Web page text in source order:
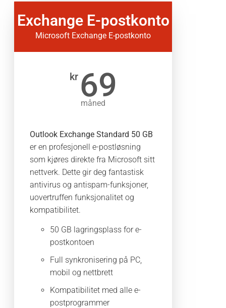
Exchange E-postkonto
Microsoft Exchange E-postkonto
kr 69
måned
Outlook Exchange Standard 50 GB
er en profesjonell e-postløsning
som kjøres direkte fra Microsoft sitt
nettverk. Dette gir deg fantastisk
antivirus og antispam-funksjoner,
uovertruffen funksjonalitet og
kompatibilitet.
50 GB lagringsplass for e-
postkontoen
Full synkronisering på PC,
mobil og nettbrett
Kompatibilitet med alle e-
postprogrammer